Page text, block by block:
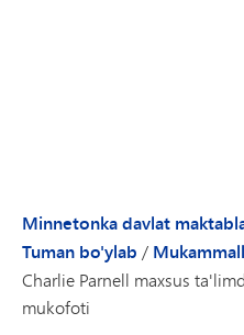
Minnetonka davlat
Tuman bo'ylab /
Charlie Parnell maxsus
mukofoti